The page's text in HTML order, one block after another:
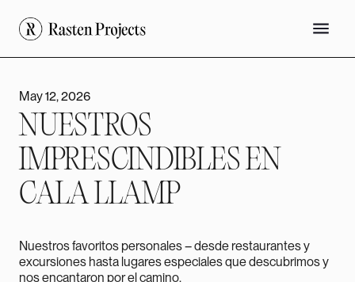
May 12, 2026
NUESTROS
IMPRESCINDIBLES EN
CALA LLAMP
Nuestros favoritos personales – desde restaurantes y
excursiones hasta lugares especiales que descubrimos y
nos encantaron por el camino.